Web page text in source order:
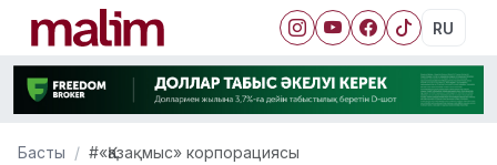
RU
Басты #«Қазақмыс» корпорациясы